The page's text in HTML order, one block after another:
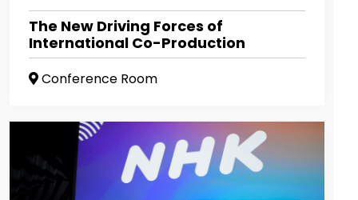
The New Driving Forces of
International Co-Production
Conference Room